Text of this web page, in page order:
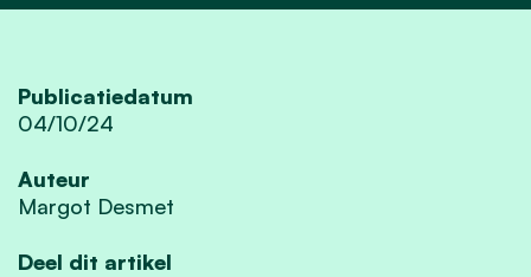
Publicatiedatum
04/10/24
Auteur
Margot Desmet
Deel dit artikel